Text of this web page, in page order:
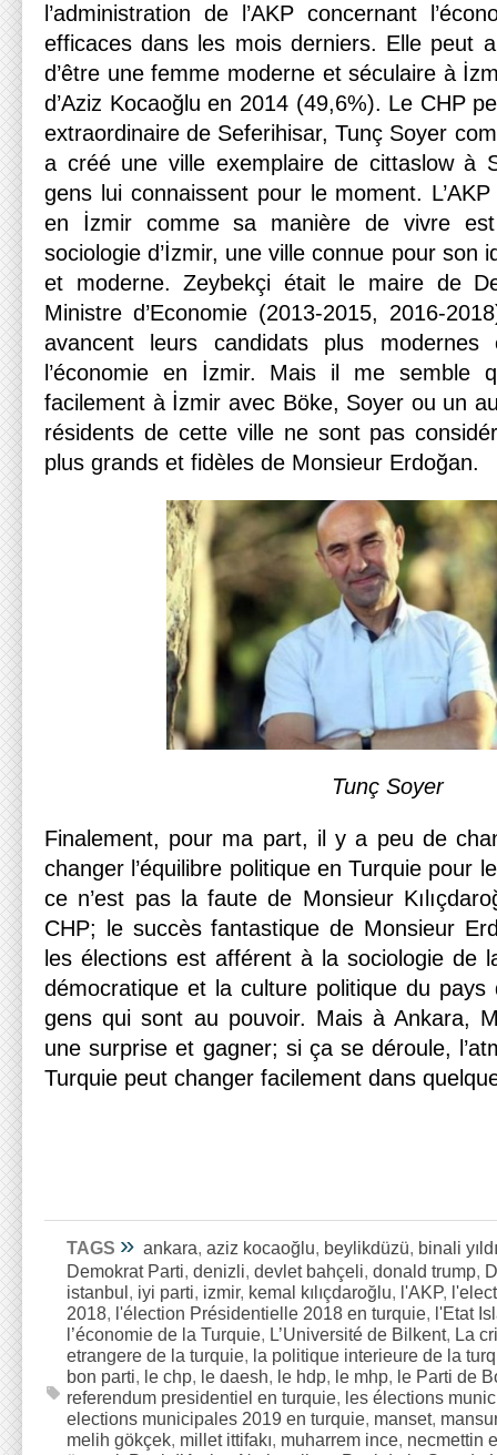
l’administration de l’AKP concernant
efficaces dans les mois derniers. Elle peut
d’être une femme moderne et séculaire à
d’Aziz Kocaoğlu en 2014 (49,6%). Le CHP
extraordinaire de Seferihisar, Tunç Soyer
a créé une ville exemplaire de cittaslow à
gens lui connaissent pour le moment.
en İzmir comme sa manière de vivre
sociologie d’İzmir, une ville connue pour son
et moderne. Zeybekçi était le maire de
Ministre d’Economie (2013-2015, 2016-
avancent leurs candidats plus modernes
l’économie en İzmir. Mais il me semble
facilement à İzmir avec Böke, Soyer ou un
résidents de cette ville ne sont pas
plus grands et fidèles de Monsieur Erdoğan.
Tunç Soyer
Finalement, pour ma part, il y a peu de
changer l’équilibre politique en Turquie pour
ce n’est pas la faute de Monsieur
CHP; le succès fantastique de Monsieur
les élections est afférent à la sociologie de
démocratique et la culture politique du
gens qui sont au pouvoir. Mais à Ankara,
une surprise et gagner; si ça se déroule,
Turquie peut changer facilement dans
TAGS » ankara, aziz kocaoğlu, beylikdüzü, binali
Demokrat Parti, denizli, devlet bahçeli, donald trump,
istanbul, iyi parti, izmir, kemal kılıçdaroğlu, l'AKP,
2018, l'élection Présidentielle 2018 en turquie, l'Etat
l’économie de la Turquie, L’Université de Bilkent, La
etrangere de la turquie, la politique interieure de la
bon parti, le chp, le daesh, le hdp, le mhp, le Parti de
referendum presidentiel en turquie, les élections
elections municipales 2019 en turquie, manset,
melih gökçek, millet ittifakı, muharrem ince, necmettin